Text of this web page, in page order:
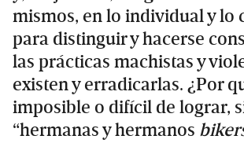
mismos, en lo individual y lo
para distinguir y hacerse
las prácticas machistas y
existen y erradicarlas. ¿Por
imposible o difícil de lograr,
“hermanas y hermanos